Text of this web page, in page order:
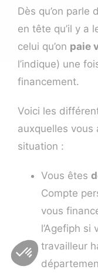
Dès qu’on
en tête qu’il y a
celui qu’on paie
l’indique) une
financement.
Voici les
auxquelles vous
situation :
Vous êtes
Compte
vous
l’Agefiph si
travailleur